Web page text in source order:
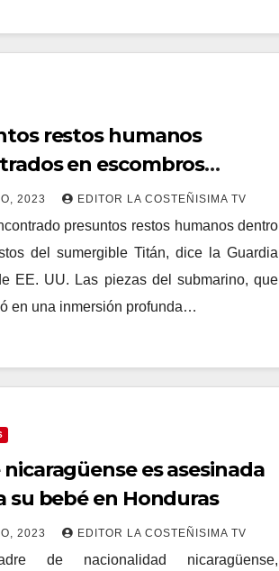
restos humanos
en escombros
de Titán
2023 EDITOR LA COSTEÑISIMA TV
presuntos restos humanos dentro
del sumergible Titán, dice la Guardia
EE. UU. Las piezas del submarino, que
en una inmersión profunda…
nicaragüense es asesinada
su bebé en Honduras
2023 EDITOR LA COSTEÑISIMA TV
de nacionalidad nicaragüense,